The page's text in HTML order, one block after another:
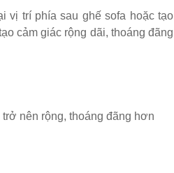
vị trí phía sau ghế sofa hoặc tạo
cảm giác rộng dãi, thoáng đãng
nên rộng, thoáng đãng hơn